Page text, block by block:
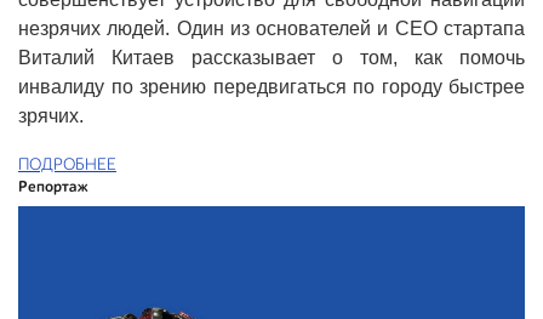
незрячих людей. Один из основателей и CEO стартапа
Виталий Китаев рассказывает о том, как помочь
инвалиду по зрению передвигаться по городу быстрее
зрячих.
ПОДРОБНЕЕ
Репортаж